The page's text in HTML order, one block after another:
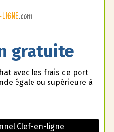
gratuite
avec les frais de port
égale ou supérieure à
Clef-en-ligne